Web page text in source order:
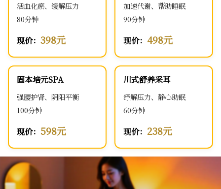
活血化瘀、缓解压力
80分钟
现价： 398元
加速代谢、帮助睡眠
90分钟
现价： 498元
固本培元SPA
强腰护肾、阴阳平衡
100分钟
现价： 598元
川式舒养采耳
纾解压力、静心助眠
60分钟
现价： 238元